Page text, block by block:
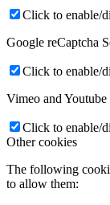
Click to enable/
Google reCaptcha
Click to enable/
Vimeo and Youtube
Click to enable/
Other cookies
The following
to allow them: